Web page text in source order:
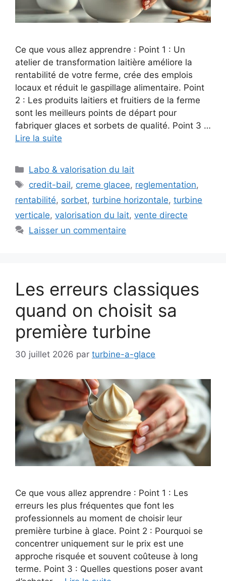
Ce que vous allez apprendre : Point 1 : Un
atelier de transformation laitière améliore la
rentabilité de votre ferme, crée des emplois
locaux et réduit le gaspillage alimentaire. Point
2 : Les produits laitiers et fruitiers de la ferme
sont les meilleurs points de départ pour
fabriquer glaces et sorbets de qualité. Point 3 …
Lire la suite
Catégories
Labo & valorisation du lait
Étiquettes
credit-bail, creme glacee, reglementation,
rentabilité, sorbet, turbine horizontale, turbine
verticale, valorisation du lait, vente directe
Laisser un commentaire
Les erreurs classiques
quand on choisit sa
première turbine
30 juillet 2026 par turbine-a-glace
Ce que vous allez apprendre : Point 1 : Les
erreurs les plus fréquentes que font les
professionnels au moment de choisir leur
première turbine à glace. Point 2 : Pourquoi se
concentrer uniquement sur le prix est une
approche risquée et souvent coûteuse à long
terme. Point 3 : Quelles questions poser avant